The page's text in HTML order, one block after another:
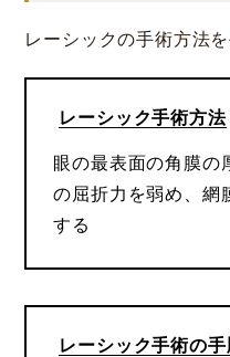
レーシックの手術方法
レーシック手術方法
眼の最表面の角膜の
の屈折力を弱め、網
する
レーシック手術の手